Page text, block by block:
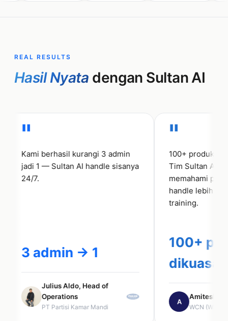
service charge
REAL RESULTS
Hasil Nyata dengan Sultan AI
Kami berhasil kurangi 3 admin
jadi 1 — Sultan AI handle sisanya
3 admin → 1
Julius Aldo, Head of
Operations
PT Partisi Kamar Mandi
100+ produk dengan
Tim Sultan AI benar-
memahami proses
handle lebih baik
training.
100+
dikuasai AI
Amitesh, Director
WCN (Wahana